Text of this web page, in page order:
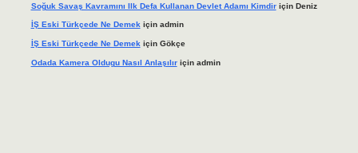
Soğuk Savaş Kavramını Ilk Defa Kullanan Devlet Adamı Kimdiriçin Deniz
İŞ Eski Türkçede Ne Demekiçin admin
İŞ Eski Türkçede Ne Demek için Gökçe
Odada Kamera Oldugu Nasıl Anlaşılıriçin admin